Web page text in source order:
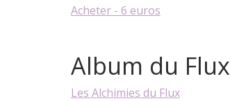
Acheter - 6 euros
Album du Flux
Les Alchimies du Flux